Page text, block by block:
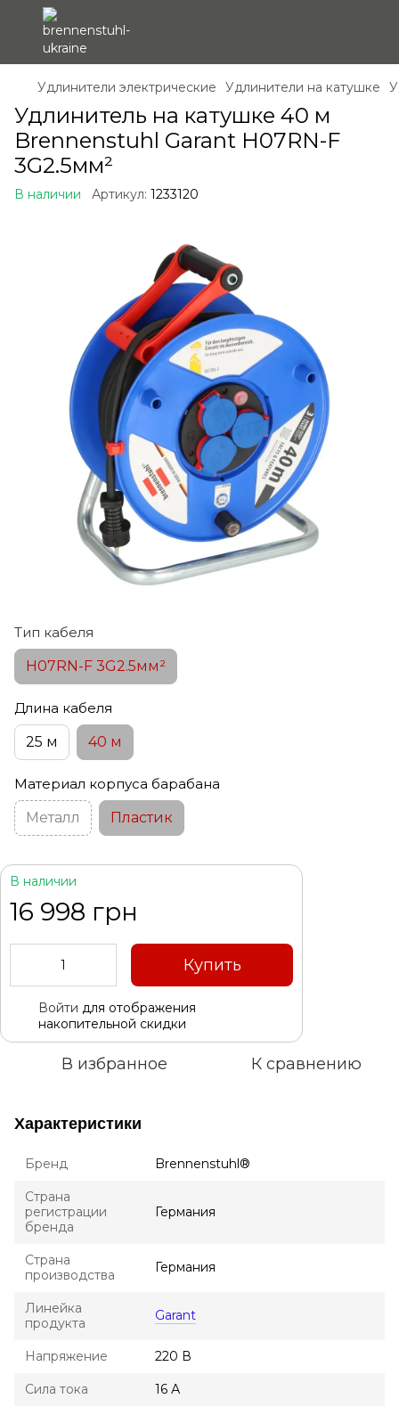
Удлинители электрические Удлинители на катушке
Удлинитель на катушке 40 м
Brennenstuhl Garant H07RN-F
3G2.5мм²
В наличии Артикул: 1233120
Тип кабеля
H07RN-F 3G2.5мм²
Длина кабеля
25 м
40 м
Материал корпуса барабана
Металл
Пластик
В наличии
16 998 грн
Купить
Войти для отображения
накопительной скидки
В избранное К сравнению
Характеристики
Бренд Brennenstuhl®
Страна
регистрации
бренда
Германия
Страна
производства
Германия
Линейка
продукта
Garant
Напряжение 220 В
Сила тока 16 А